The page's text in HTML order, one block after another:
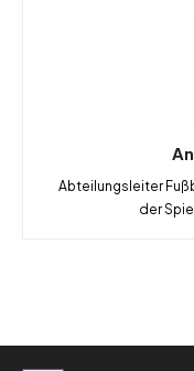
Abteilungsleiter
der